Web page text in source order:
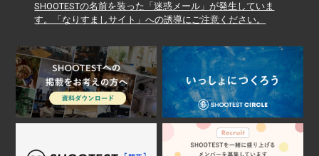
SHOOTESTの名前を装った「迷惑メール」が発生していま
す。「なりすましサイト」への誘導にご注意ください。